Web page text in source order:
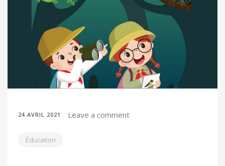
24 AVRIL 2021 Leave a comment
Éducation